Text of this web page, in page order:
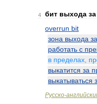
4 бит выхода за
overrun bit
зона выхода за
работать с
в пределах
выкатится за
выкатываться
Русско-